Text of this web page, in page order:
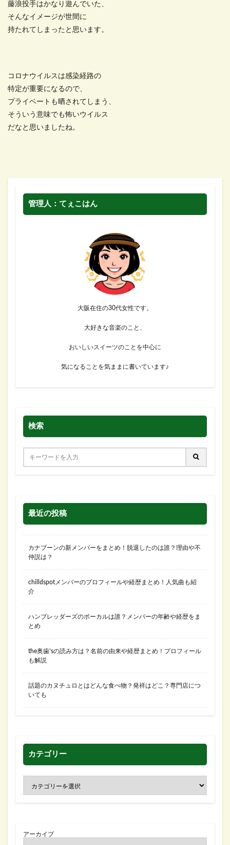
藤浪投手はかなり遊んでいた、
そんなイメージが世間に
持たれてしまったと思います。
コロナウイルスは感染経路の
特定が重要になるので、
プライベートも晒されてしまう、
そういう意味でも怖いウイルス
だなと思いましたね。
管理人：てぇこはん
大阪在住の30代女性です。
大好きな音楽のこと、
おいしいスイーツのことを中心に
気になることを気ままに書いています♪
検索
最近の投稿
カナブーンの新メンバーをまとめ！脱退したのは誰？理由や不
仲説は？
chilldspotメンバーのプロフィールや経歴まとめ！人気曲も紹
介
ハンブレッダーズのボーカルは誰？メンバーの年齢や経歴をま
とめ
the奥歯’sの読み方は？名前の由来や経歴まとめ！プロフィール
も解説
話題のカヌチュロとはどんな食べ物？発祥はどこ？専門店につ
いても
カテゴリー
アーカイブ